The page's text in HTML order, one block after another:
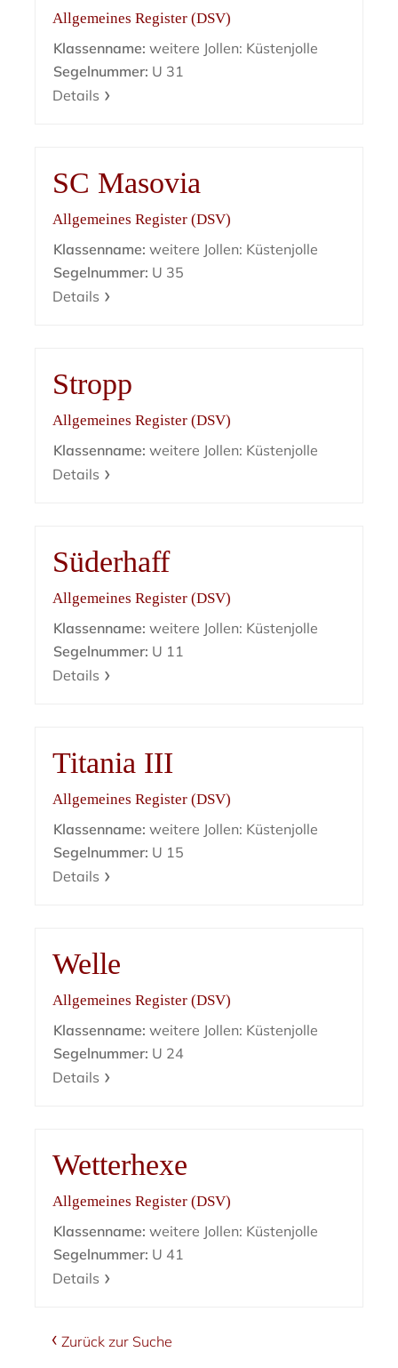
Allgemeines Register (DSV)
Klassenname: weitere Jollen: Küstenjolle
Segelnummer: U 31
Details
SC Masovia
Allgemeines Register (DSV)
Klassenname: weitere Jollen: Küstenjolle
Segelnummer: U 35
Details
Stropp
Allgemeines Register (DSV)
Klassenname: weitere Jollen: Küstenjolle
Details
Süderhaff
Allgemeines Register (DSV)
Klassenname: weitere Jollen: Küstenjolle
Segelnummer: U 11
Details
Titania III
Allgemeines Register (DSV)
Klassenname: weitere Jollen: Küstenjolle
Segelnummer: U 15
Details
Welle
Allgemeines Register (DSV)
Klassenname: weitere Jollen: Küstenjolle
Segelnummer: U 24
Details
Wetterhexe
Allgemeines Register (DSV)
Klassenname: weitere Jollen: Küstenjolle
Segelnummer: U 41
Details
Zurück zur Suche